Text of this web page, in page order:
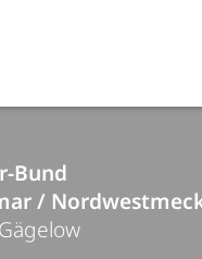
Bund
/